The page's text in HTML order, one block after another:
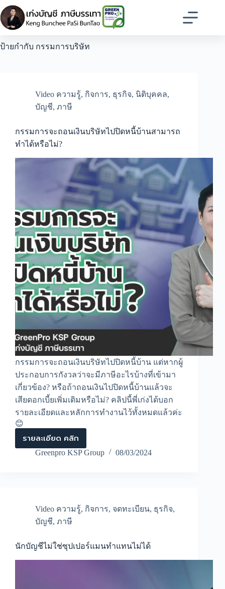
Skip
to
content
ป้ายกำกับ กรรมการบริษัท
Video ความรู้, กิจการ, ธุรกิจ, นิติบุคคล,
บัญชี, ภาษี
กรรมการจะถอนเงินบริษัทไปปิดหนี้บ้านสามารถ
ทำได้หรือไม่?
กรรมการจะถอนเงินบริษัทไปปิดหนี้บ้าน แต่หากผู้
ประกอบการกังวลว่าจะมีภาษีอะไรบ้างที่เข้ามา
เกี่ยวข้อง? หรือถ้าถอนเงินไปปิดหนี้บ้านแล้วจะ
เสียดอกเบี้ยเพิ่มเติมหรือไม่? คลิปนี้พี่เก่งได้บอก
รายละเอียดและหลักการทำงานไว้ทั้งหมดแล้วค่ะ
😊
รายละเอียด คลิก
กรรมการ
จะ
ถอน
หนี้
บ้าน
สามารถ
หรือ
ไม่?
Greenpro KSP Group 08/03/2024
Video ความรู้, กิจการ, จดทะเบียน, ธุรกิจ,
บัญชี, ภาษี
นักบัญชีไม่ใช่ซุปเปอร์แมนทำแทนไม่ได้